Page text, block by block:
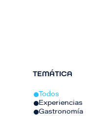
TEMÁTICA
Todos
Experiencias
Gastronomía